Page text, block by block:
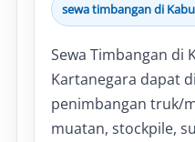
sewa timbangan di
Sewa Timbangan di
Kartanegara dapat
penimbangan truk/
muatan, stockpile,